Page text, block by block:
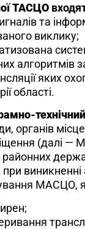
ТАСЦО
та
виклику;
алгоритмів
яких
області.
органів
(далі —
виникненні
МАСЦО,